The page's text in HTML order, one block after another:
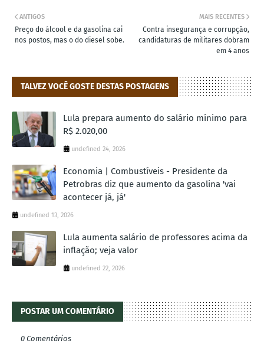
MAIS RECENTES
Contra insegurança e corrupção,
candidaturas de militares dobram
em 4 anos
ANTIGOS
Preço do álcool e da gasolina cai
nos postos, mas o do diesel sobe.
TALVEZ VOCÊ GOSTE DESTAS POSTAGENS
Lula prepara aumento do salário mínimo para
R$ 2.020,00
undefined 24, 2026
Economia | Combustíveis - Presidente da
Petrobras diz que aumento da gasolina 'vai
acontecer já, já'
undefined 13, 2026
Lula aumenta salário de professores acima da
inflação; veja valor
undefined 22, 2026
POSTAR UM COMENTÁRIO
0 Comentários